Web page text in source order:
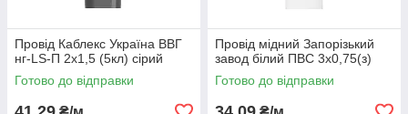
Провід Каблекс Україна ВВГ
нг-LS-П 2х1,5 (5кл) сірий
Готово до відправки
Провід мідний Запорізький
завод білий ПВС 3х0,75(з)
Готово до відправки